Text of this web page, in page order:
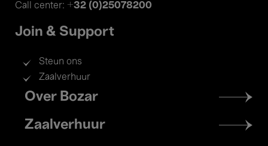
Call center: +32 (0)25078200
Join & Support
Steun ons
Zaalverhuur
Footer
menu
Over Bozar
Zaalverhuur